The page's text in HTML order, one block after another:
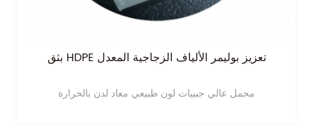
بثق HDPE تعزيز بوليمر الألياف الزجاجية المعدل
محمل عالي حبيبات لون طبيعي معاد لدن بالحرارة